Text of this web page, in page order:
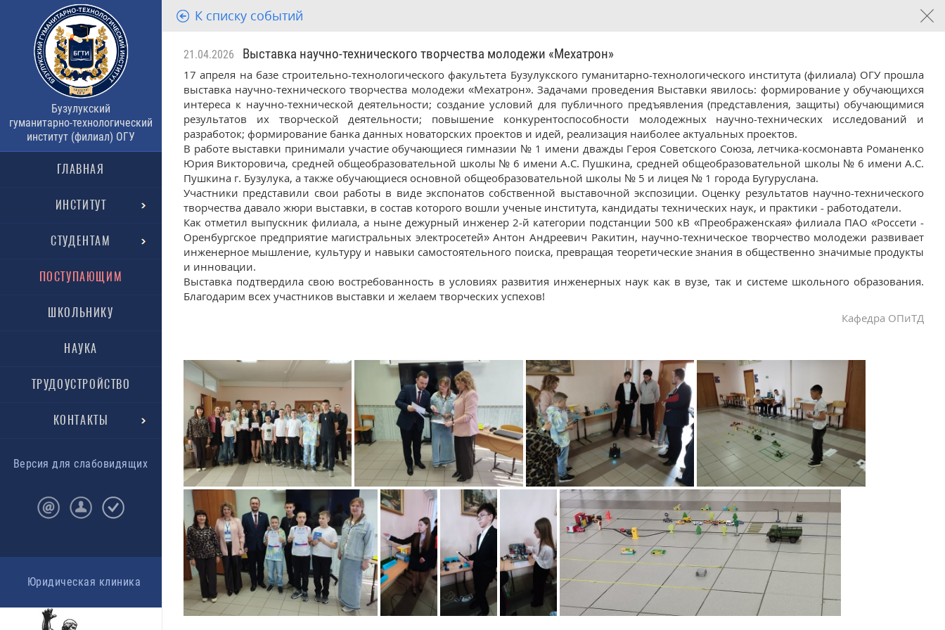
Бузулукский
гуманитарно-технологический
институт (филиал) ОГУ
ГЛАВНАЯ
ИНСТИТУТ
СТУДЕНТАМ
ПОСТУПАЮЩИМ
ШКОЛЬНИКУ
НАУКА
ТРУДОУСТРОЙСТВО
КОНТАКТЫ
Версия для слабовидящих
Юридическая клиника
К списку событий
21.04.2026 Выставка научно-технического творчества молодежи «Мехатрон»
17 апреля на базе строительно-технологического факультета Бузулукского гуманитарно-технологического института (филиала) ОГУ прошла
выставка научно-технического творчества молодежи «Мехатрон». Задачами проведения Выставки явилось: формирование у обучающихся
интереса к научно-технической деятельности; создание условий для публичного предъявления (представления, защиты) обучающимися
результатов их творческой деятельности; повышение конкурентоспособности молодежных научно-технических исследований и
разработок; формирование банка данных новаторских проектов и идей, реализация наиболее актуальных проектов.
В работе выставки принимали участие обучающиеся гимназии № 1 имени дважды Героя Советского Союза, летчика-космонавта Романенко
Юрия Викторовича, средней общеобразовательной школы № 6 имени А.С. Пушкина, средней общеобразовательной школы № 6 имени А.С.
Пушкина г. Бузулука, а также обучающиеся основной общеобразовательной школы № 5 и лицея № 1 города Бугуруслана.
Участники представили свои работы в виде экспонатов собственной выставочной экспозиции. Оценку результатов научно-технического
творчества давало жюри выставки, в состав которого вошли ученые института, кандидаты технических наук, и практики - работодатели.
Как отметил выпускник филиала, а ныне дежурный инженер 2-й категории подстанции 500 кВ «Преображенская» филиала ПАО «Россети -
Оренбургское предприятие магистральных электросетей» Антон Андреевич Ракитин, научно-техническое творчество молодежи развивает
инженерное мышление, культуру и навыки самостоятельного поиска, превращая теоретические знания в общественно значимые продукты
и инновации.
Выставка подтвердила свою востребованность в условиях развития инженерных наук как в вузе, так и системе школьного образования.
Благодарим всех участников выставки и желаем творческих успехов!
Кафедра ОПиТД